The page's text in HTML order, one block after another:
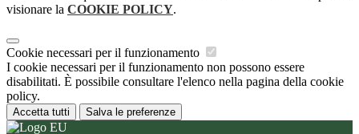
visionare la COOKIE POLICY.
Cookie necessari per il funzionamento
I cookie necessari per il funzionamento non possono essere
disabilitati. È possibile consultare l'elenco nella pagina della cookie
policy.
Accetta tutti Salva le preferenze